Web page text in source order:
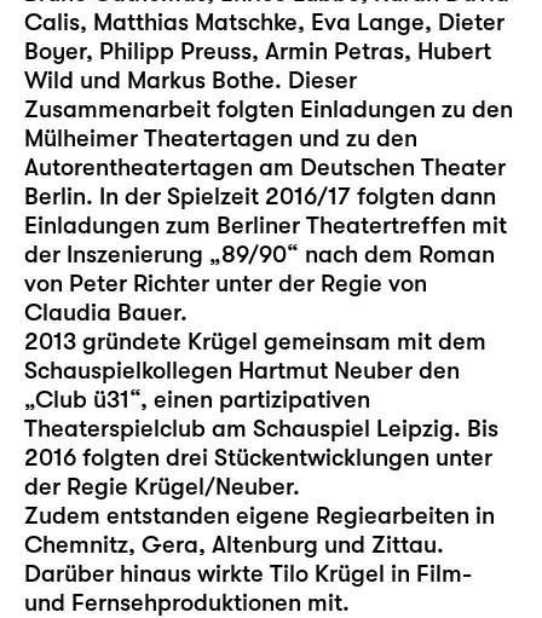
Calis, Matthias Matschke, Eva Lange, Dieter
Boyer, Philipp Preuss, Armin Petras, Hubert
Wild und Markus Bothe. Dieser
Zusammenarbeit folgten Einladungen zu den
Mülheimer Theatertagen und zu den
Autorentheatertagen am Deutschen Theater
Berlin. In der Spielzeit 2016/17 folgten dann
Einladungen zum Berliner Theatertreffen mit
der Inszenierung „89/90“ nach dem Roman
von Peter Richter unter der Regie von
Claudia Bauer.
2013 gründete Krügel gemeinsam mit dem
Schauspielkollegen Hartmut Neuber den
„Club ü31“, einen partizipativen
Theaterspielclub am Schauspiel Leipzig. Bis
2016 folgten drei Stückentwicklungen unter
der Regie Krügel/Neuber.
Zudem entstanden eigene Regiearbeiten in
Chemnitz, Gera, Altenburg und Zittau.
Darüber hinaus wirkte Tilo Krügel in Film-
und Fernsehproduktionen mit.